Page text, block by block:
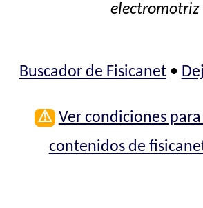
electromotriz
Buscador de Fisicanet•
⚠ Ver condiciones
contenidos de